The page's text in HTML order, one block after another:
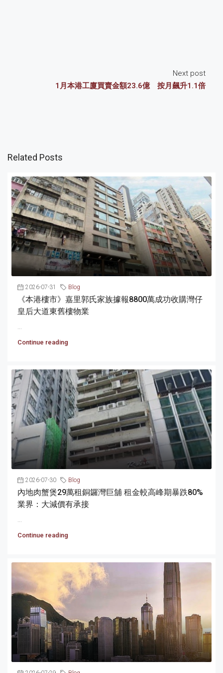
Next post
1月本港工廈買賣金額23.6億 按月飆升1.1倍
Related Posts
2026-07-31 Blog
《本港樓市》嘉里郭氏家族據報8800萬成功收購灣仔
皇后大道東舊樓物業
Continue reading
2026-07-30 Blog
內地肉蟹煲29萬租銅鑼灣巨舖 租金較高峰期暴跌80%
業界：大減價有承接
Continue reading